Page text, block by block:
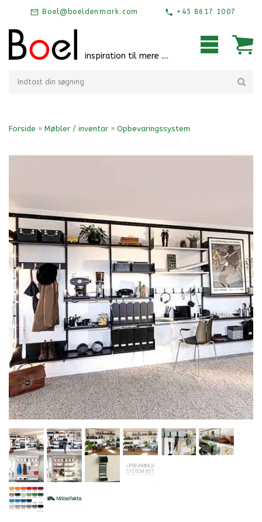
+45 8617 1007
Boel@boeldenmark.com
inspiration til mere ....
Forside » Møbler / inventar » Opbevaringssystem